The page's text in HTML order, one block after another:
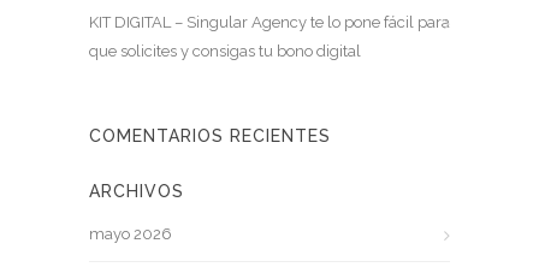
KIT DIGITAL – Singular Agency te lo pone fácil para
que solicites y consigas tu bono digital
COMENTARIOS RECIENTES
ARCHIVOS
mayo 2026